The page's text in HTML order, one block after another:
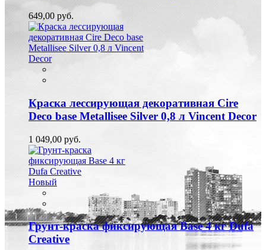
649,00 руб.
Краска лессирующая декоративная Cire
Deco base Metallisee Silver 0,8 л Vincent Decor
1 049,00 руб.
Новый
Грунт-краска фиксирующая Base 4 кг Dufa
Creative